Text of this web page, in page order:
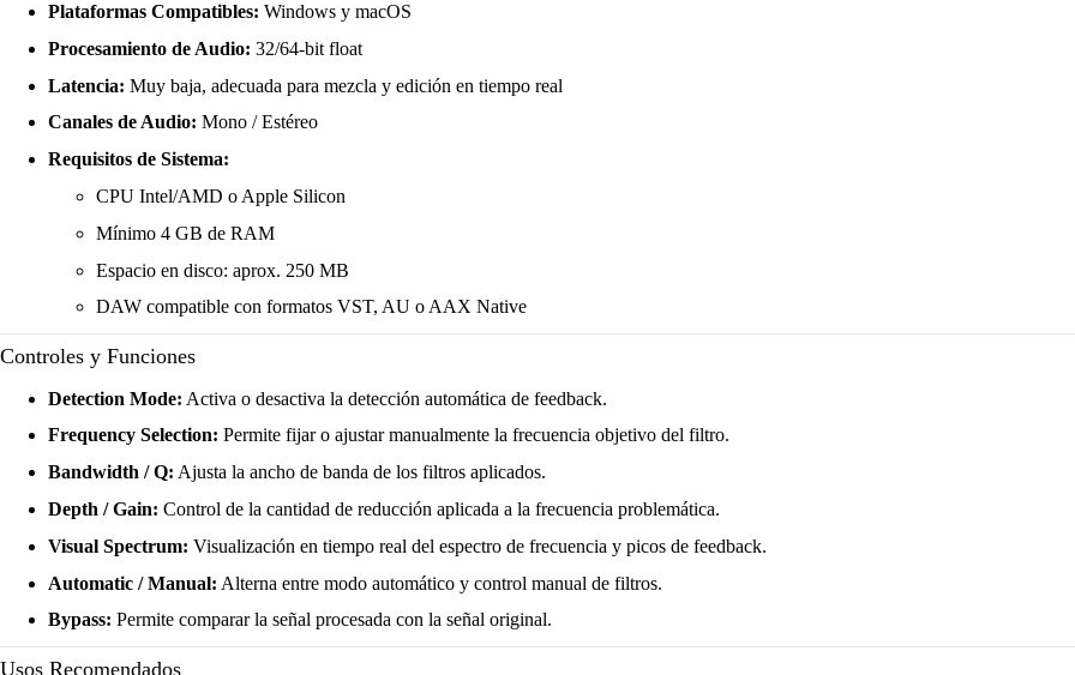
Plataformas Compatibles: Windows y macOS
Procesamiento de Audio: 32/64-bit float
Latencia: Muy baja, adecuada para mezcla y edición en tiempo real
Canales de Audio: Mono / Estéreo
Requisitos de Sistema:
CPU Intel/AMD o Apple Silicon
Mínimo 4 GB de RAM
Espacio en disco: aprox. 250 MB
DAW compatible con formatos VST, AU o AAX Native
Controles y Funciones
Detection Mode: Activa o desactiva la detección automática de feedback.
Frequency Selection: Permite fijar o ajustar manualmente la frecuencia objetivo del filtro.
Bandwidth / Q: Ajusta la ancho de banda de los filtros aplicados.
Depth / Gain: Control de la cantidad de reducción aplicada a la frecuencia problemática.
Visual Spectrum: Visualización en tiempo real del espectro de frecuencia y picos de feedback.
Automatic / Manual: Alterna entre modo automático y control manual de filtros.
Bypass: Permite comparar la señal procesada con la señal original.
Usos Recomendados